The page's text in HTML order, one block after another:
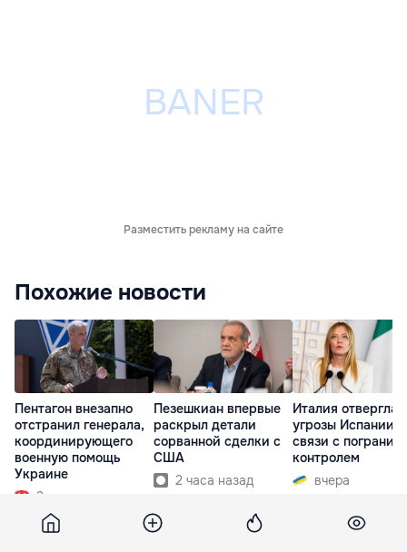
Разместить рекламу на сайте
Похожие новости
Пентагон внезапно
отстранил генерала,
координирующего
военную помощь
Украине
2 часа назад
Пезешкиан впервые
раскрыл детали
сорванной сделки с
США
2 часа назад
Италия отвергла
угрозы Испании в
связи с
контролем
вчера